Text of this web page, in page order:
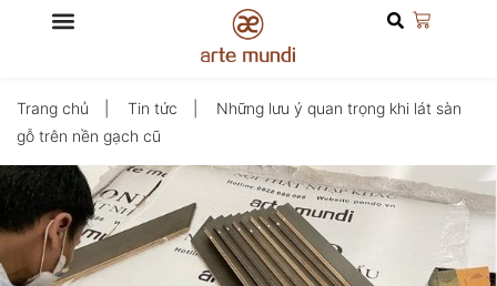
Trang chủ Tin tức
Những lưu ý quan trọng khi lát sàn
gỗ trên nền gạch cũ